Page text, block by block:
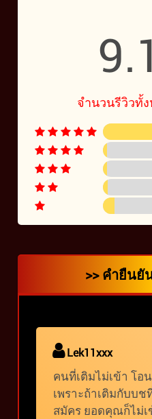
9.1
จำนวนรีวิวทั้
>> คำยืนยั
Lek11xxx
คนที่เติมไม่เข้า โอ
เพราะถ้าเติมกับบ
สมัคร ยอดคุณก็ไม่